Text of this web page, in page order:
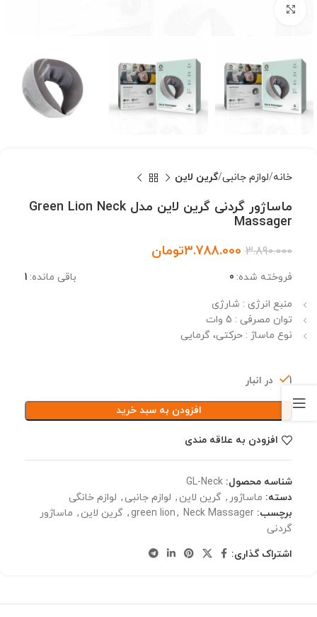
خانه لوازم جانبی گرین لاین
ماساژور گردنی گرین لاین مدل Green Lion Neck
Massager
3.890.000
3.788.000تومان
فروخته شده: 0 باقی مانده: 1
منبع انرژی : شارژی
توان مصرفی : 5 وات
نوع ماساژ : حرکتی، گرمایی
1 در انبار
افزودن به سبد خرید
افزودن به علاقه مندی
شناسه محصول: GL-Neck
دسته: ماساژور , گرین لاین , لوازم جانبی , لوازم خانگی
برچسب:
green lion, Neck Massager
, گرین لاین , ماساژور
گردنی
اشتراک گذاری: